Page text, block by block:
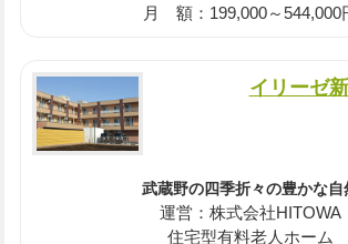
月 額：199,000～544,000
イリーゼ
武蔵野の四季折々の豊かな自
運営：株式会社HITOWA
住宅型有料老人ホーム